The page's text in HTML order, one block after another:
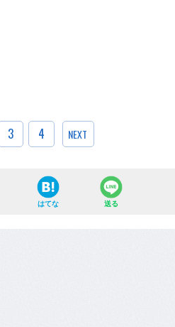
3 4 NEXT
はてな 送る